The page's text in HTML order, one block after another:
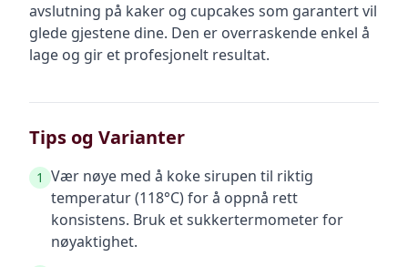
avslutning på kaker og cupcakes som garantert vil
glede gjestene dine. Den er overraskende enkel å
lage og gir et profesjonelt resultat.
Tips og Varianter
1 Vær nøye med å koke sirupen til riktig
temperatur (118°C) for å oppnå rett
konsistens. Bruk et sukkertermometer for
nøyaktighet.